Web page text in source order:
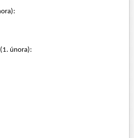
(1. února):